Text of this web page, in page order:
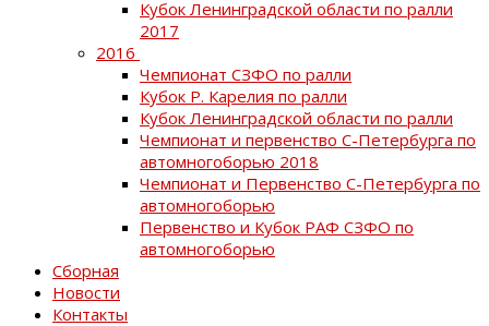
Кубок Ленинградской области по ралли
2017
2016
Чемпионат СЗФО по ралли
Кубок Р. Карелия по ралли
Кубок Ленинградской области по ралли
Чемпионат и первенство С-Петербурга по
автомногоборью 2018
Чемпионат и Первенство С-Петербурга по
автомногоборью
Первенство и Кубок РАФ СЗФО по
автомногоборью
Сборная
Новости
Контакты